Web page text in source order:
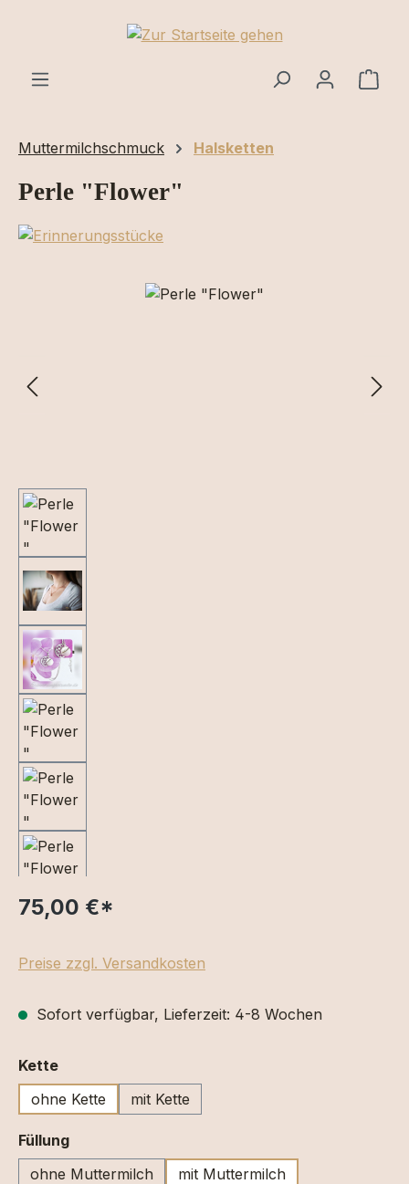
Zum Hauptinhalt springen
Muttermilchschmuck Halsketten
Perle "Flower"
Bildergalerie überspringen
75,00 €*
Preise zzgl. Versandkosten
Sofort verfügbar, Lieferzeit: 4-8 Wochen
Ketteauswählen
ohne Kette
mit Kette
Füllungauswählen
ohne Muttermilch
mit Muttermilch